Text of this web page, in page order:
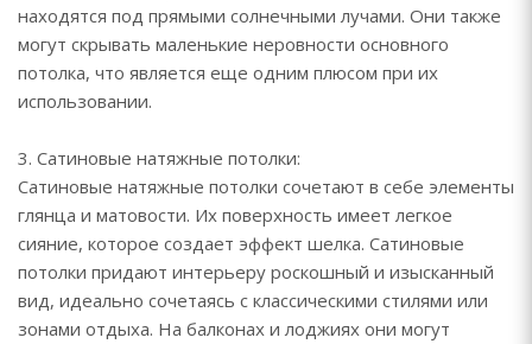
находятся под прямыми солнечными лучами. Они также
могут скрывать маленькие неровности основного
потолка, что является еще одним плюсом при их
использовании.
3. Сатиновые натяжные потолки:
Сатиновые натяжные потолки сочетают в себе элементы
глянца и матовости. Их поверхность имеет легкое
сияние, которое создает эффект шелка. Сатиновые
потолки придают интерьеру роскошный и изысканный
вид, идеально сочетаясь с классическими стилями или
зонами отдыха. На балконах и лоджиях они могут